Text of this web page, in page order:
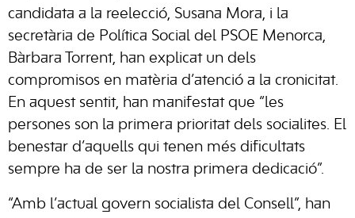
candidata a la reelecció, Susana Mora, i la
secretària de Política Social del PSOE Menorca,
Bàrbara Torrent, han explicat un dels
compromisos en matèria d’atenció a la cronicitat.
En aquest sentit, han manifestat que “les
persones son la primera prioritat dels socialites. El
benestar d’aquells qui tenen més dificultats
sempre ha de ser la nostra primera dedicació”.
“Amb l’actual govern socialista del Consell”, han